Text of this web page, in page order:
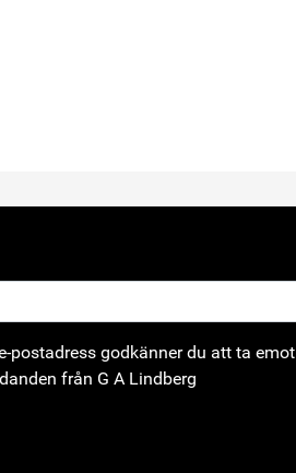
postadress godkänner du att ta emot
från G A Lindberg